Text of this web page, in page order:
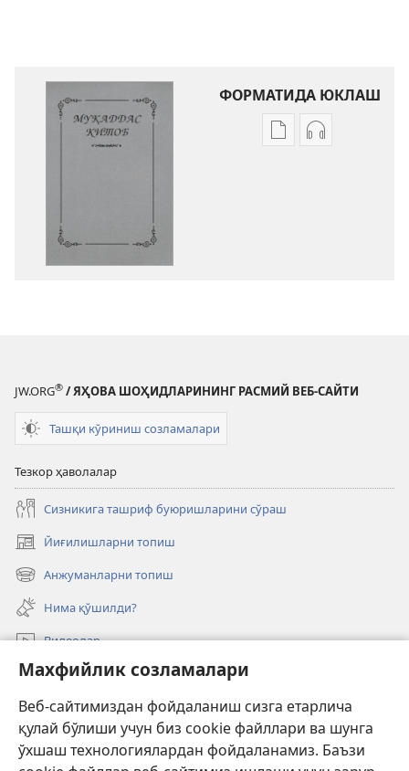
Махфийлик созламалари
Веб-сайтимиздан фойдаланиш сизга етарлича
қулай бўлиши учун биз cookie файллари ва шунга
ўхшаш технологиялардан фойдаланамиз. Баъзи
ФОРМАТИДА ЮКЛАШ
Электрон
таржимаси
Аудио
JW.ORG® / ЯҲОВА ШОҲИДЛАРИНИНГ РАСМИЙ ВЕБ-САЙТИ
Ташқи кўриниш созламалари
Тезкор ҳаволалар
Сизникига ташриф буюришларини сўраш
Йиғилишларни топиш
(янги
ойнада
очилади)
Анжуманларни топиш
(янги
ойнада
очилади)
Нима қўшилди?
Видеолар
Излаш
Давлат амалдорлари учун маълумот
Ёрдам